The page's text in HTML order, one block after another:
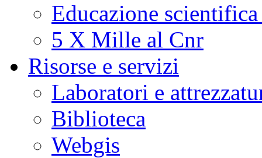
Educazione
5 X Mille al Cnr
Risorse e servizi
Laboratori e
Biblioteca
Webgis